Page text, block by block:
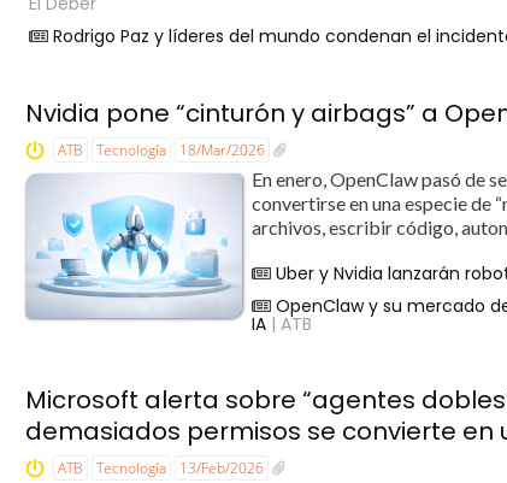
Rodrigo Paz y líderes del mundo condenan el
Nvidia pone “cinturón y airbags” a
ATB Tecnología 18/Mar/2026
En enero, OpenClaw pasó de
convertirse en una especie de
archivos, escribir código,
Uber y Nvidia lanzarán
OpenClaw y su mercado
IA | ATB
Microsoft alerta sobre “agentes
demasiados permisos se convierte en
ATB Tecnología 13/Feb/2026